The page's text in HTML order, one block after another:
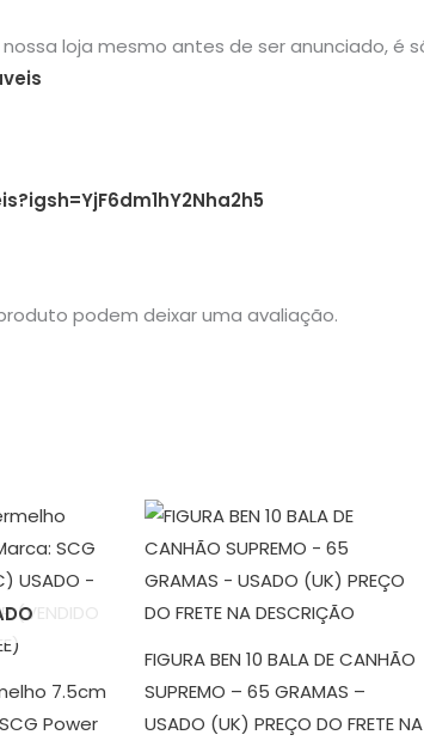
loja mesmo antes de ser anunciado, é
podem deixar uma avaliação.
7.5cm
Power
FIGURA BEN 10 BALA DE CANHÃO
SUPREMO – 65 GRAMAS –
USADO (UK) PREÇO DO FRETE NA